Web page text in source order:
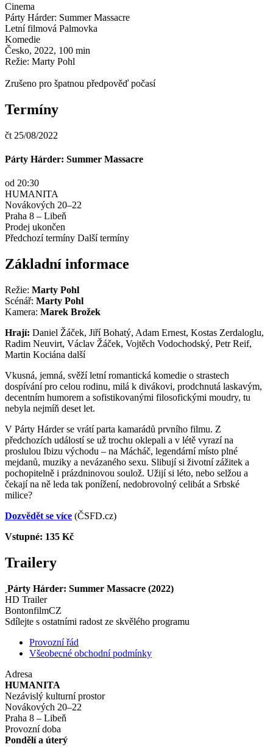
Cinema
Párty Hárder: Summer Massacre
Letní filmová Palmovka
Komedie
Česko, 2022, 100 min
Režie: Marty Pohl
Zrušeno pro špatnou předpověď počasí
Termíny
čt 25/08/2022
Párty Hárder: Summer Massacre
od 20:30
HUMANITA
Novákových 20–22
Praha 8 – Libeň
Prodej ukončen
Předchozí termíny Další termíny
Základní informace
Režie: Marty Pohl
Scénář: Marty Pohl
Kamera: Marek Brožek
Hrají: Daniel Žáček, Jiří Bohatý, Adam Ernest, Kostas Zerdaloglu,
Radim Neuvirt, Václav Žáček, Vojtěch Vodochodský, Petr Reif,
Martin Kociána další
Vkusná, jemná, svěží letní romantická komedie o strastech
dospívání pro celou rodinu, milá k divákovi, prodchnutá laskavým,
decentním humorem a sofistikovanými filosofickými moudry, tu
nebyla nejmíň deset let.
V Párty Hárder se vrátí parta kamarádů prvního filmu. Z
předchozích událostí se už trochu oklepali a v létě vyrazí na
proslulou Ibizu východu – na Mácháč, legendární místo plné
mejdanů, muziky a nevázaného sexu. Slibují si životní zážitek a
pochopitelně i prázdninovou soulož. Užijí si léto, nebo selžou a
čekají na ně leda tak ponížení, nedobrovolný celibát a Srbské
milice?
Dozvědět se více (ČSFD.cz)
Vstupné: 135 Kč
Trailery
Párty Hárder: Summer Massacre (2022)
HD Trailer
BontonfilmCZ
Sdílejte s ostatními radost ze skvělého programu
Provozní řád
Všeobecné obchodní podmínky
Adresa
HUMANITA
Nezávislý kulturní prostor
Novákových 20–22
Praha 8 – Libeň
Provozní doba
Pondělí a úterý